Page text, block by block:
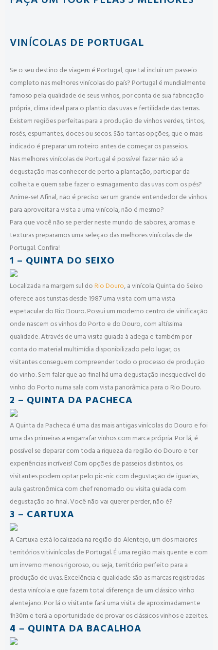
VINÍCOLAS DE PORTUGAL
Se o seu destino de viagem é Portugal, que tal incluir um passeio
completo nas melhores vinícolas do país? Portugal é mundialmente
famoso pela qualidade de seus vinhos, por conta de sua fabricação
própria, clima ideal para o plantio das uvas e fertilidade das terras.
Existem regiões perfeitas para a produção de vinhos verdes, tintos,
rosés, espumantes, doces ou secos. São tantas opções, que o mais
indicado é preparar um roteiro antes de começar os passeios.
Nas melhores vinícolas de Portugal é possível fazer não só a
degustação mas conhecer de perto a plantação, participar da
colheita e quem sabe fazer o esmagamento das uvas com os pés?
Anime-se! Afinal, não é preciso ser um grande entendedor de vinhos
para aproveitar a visita a uma vinícola, não é mesmo?
Para que você não se perder neste mundo de sabores, aromas e
texturas preparamos uma seleção das melhores vinícolas de de
Portugal. Confira!
1 – QUINTA DO SEIXO
Localizada na margem sul doRio Douro, a vinícola Quinta do Seixo
oferece aos turistas desde 1987 uma visita com uma vista
espetacular do Rio Douro. Possui um moderno centro de vinificação
onde nascem os vinhos do Porto e do Douro, com altíssima
qualidade. Através de uma visita guiada à adega e também por
conta do material multimídia disponibilizado pelo lugar, os
visitantes conseguem compreender todo o processo de produção
do vinho. Sem falar que ao final há uma degustação inesquecível do
vinho do Porto numa sala com vista panorâmica para o Rio Douro.
2 – QUINTA DA PACHECA
A Quinta da Pacheca é uma das mais antigas vinícolas do Douro e foi
uma das primeiras a engarrafar vinhos com marca própria. Por lá, é
possível se deparar com toda a riqueza da região do Douro e ter
experiências incríveis! Com opções de passeios distintos, os
visitantes podem optar pelo pic-nic com degustação de iguarias,
aula gastronômica com chef renomado ou visita guiada com
degustação ao final. Você não vai querer perder, não é?
3 – CARTUXA
A Cartuxa está localizada na região do Alentejo, um dos maiores
territórios vitivinícolas de Portugal. É uma região mais quente e com
um inverno menos rigoroso, ou seja, território perfeito para a
produção de uvas. Excelência e qualidade são as marcas registradas
desta vinícola e que fazem total diferença de um clássico vinho
alentejano. Por lá o visitante fará uma visita de aproximadamente
1h30m e terá a oportunidade de provar os clássicos vinhos e azeites.
4 – QUINTA DA BACALHOA